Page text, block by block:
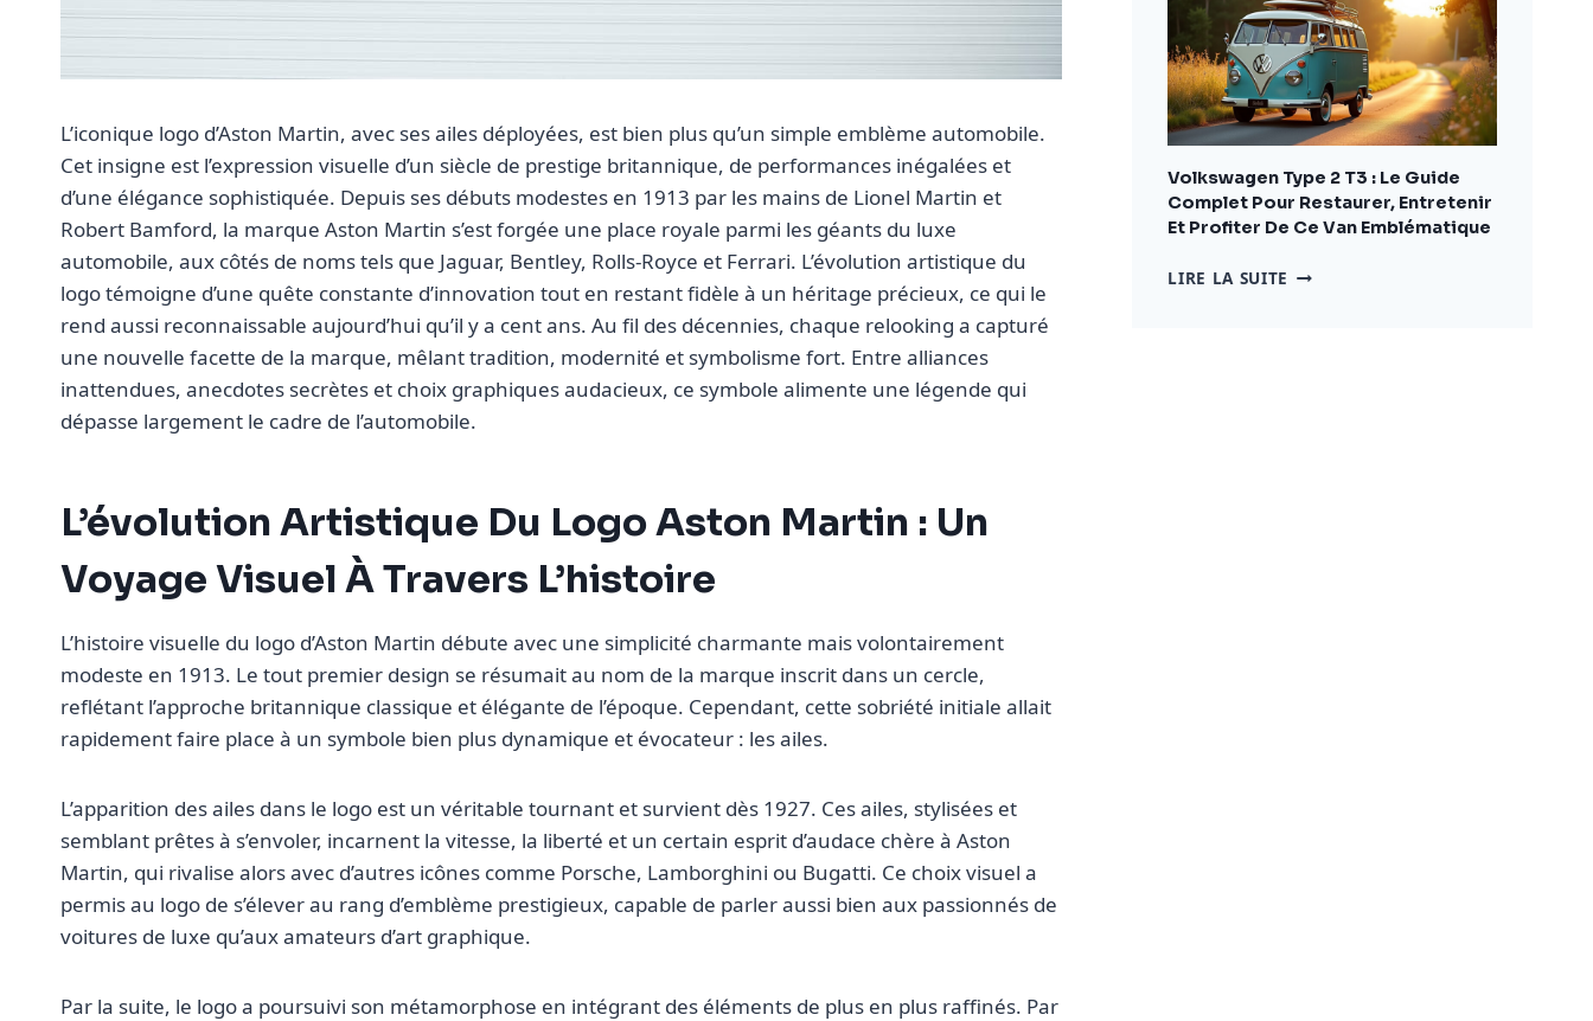
L’iconique logo d’Aston Martin, avec ses ailes déployées, est bien plus qu’un simple emblème automobile.
Cet insigne est l’expression visuelle d’un siècle de prestige britannique, de performances inégalées et
d’une élégance sophistiquée. Depuis ses débuts modestes en 1913 par les mains de Lionel Martin et
Robert Bamford, la marque Aston Martin s’est forgée une place royale parmi les géants du luxe
automobile, aux côtés de noms tels que Jaguar, Bentley, Rolls-Royce et Ferrari. L’évolution artistique du
logo témoigne d’une quête constante d’innovation tout en restant fidèle à un héritage précieux, ce qui le
rend aussi reconnaissable aujourd’hui qu’il y a cent ans. Au fil des décennies, chaque relooking a capturé
une nouvelle facette de la marque, mêlant tradition, modernité et symbolisme fort. Entre alliances
inattendues, anecdotes secrètes et choix graphiques audacieux, ce symbole alimente une légende qui
dépasse largement le cadre de l’automobile.
L’évolution Artistique Du Logo Aston Martin : Un
Voyage Visuel À Travers L’histoire
L’histoire visuelle du logo d’Aston Martin débute avec une simplicité charmante mais volontairement
modeste en 1913. Le tout premier design se résumait au nom de la marque inscrit dans un cercle,
reflétant l’approche britannique classique et élégante de l’époque. Cependant, cette sobriété initiale allait
rapidement faire place à un symbole bien plus dynamique et évocateur : les ailes.
L’apparition des ailes dans le logo est un véritable tournant et survient dès 1927. Ces ailes, stylisées et
semblant prêtes à s’envoler, incarnent la vitesse, la liberté et un certain esprit d’audace chère à Aston
Martin, qui rivalise alors avec d’autres icônes comme Porsche, Lamborghini ou Bugatti. Ce choix visuel a
permis au logo de s’élever au rang d’emblème prestigieux, capable de parler aussi bien aux passionnés de
voitures de luxe qu’aux amateurs d’art graphique.
Par la suite, le logo a poursuivi son métamorphose en intégrant des éléments de plus en plus raffinés. Par
POUR
BIEN
CHOISIR
ET
AMÉNAGER
VOTRE
Volkswagen Type 2 T3 : Le Guide
Complet Pour Restaurer, Entretenir
Et Profiter De Ce Van Emblématique
LIRE LA SUITE VOLKSWAGEN